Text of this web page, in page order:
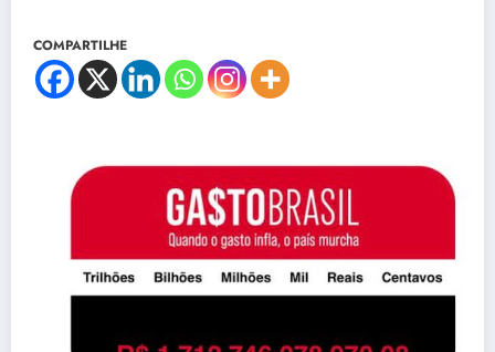
COMPARTILHE